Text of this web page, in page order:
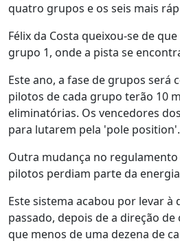
quatro grupos e os seis mais
Félix da Costa queixou-se de
grupo 1, onde a pista se
Este ano, a fase de grupos será
pilotos de cada grupo terão 10
eliminatórias. Os vencedores
para lutarem pela 'pole position'.
Outra mudança no
pilotos perdiam parte da
Este sistema acabou por levar à
passado, depois de a direção
que menos de uma dezena de